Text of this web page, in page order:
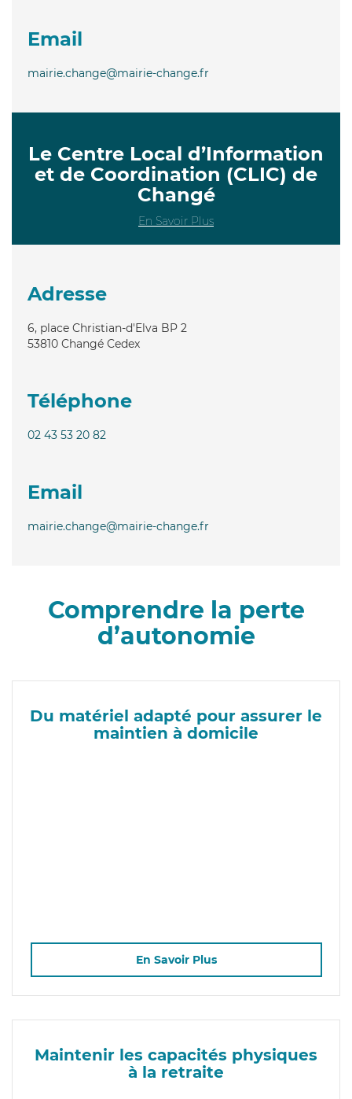
Email
mairie.change@mairie-change.fr
Le Centre Local d’Information
et de Coordination (CLIC) de
Changé
En Savoir Plus
Adresse
6, place Christian-d'Elva BP 2
53810 Changé Cedex
Téléphone
02 43 53 20 82
Email
mairie.change@mairie-change.fr
Comprendre la perte
d’autonomie
Du matériel adapté pour assurer le
maintien à domicile
En Savoir Plus
Maintenir les capacités physiques
à la retraite